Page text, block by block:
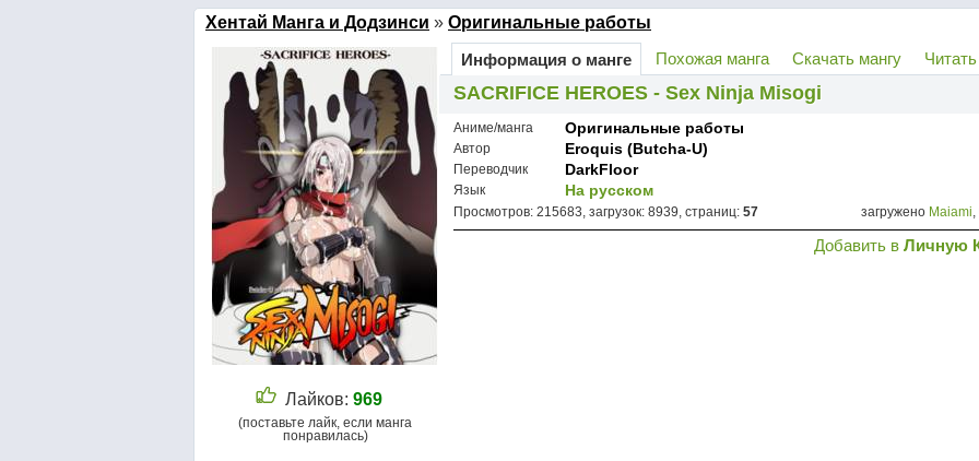
Хентай Манга и Додзинси » Оригинальные работы
Лайков: 969
(поставьте лайк, если манга
понравилась)
Информация о манге Похожая манга Скачать мангу
SACRIFICE HEROES - Sex Ninja Misogi
Аниме/манга Оригинальные работы
Автор Eroquis (Butcha-U)
Переводчик DarkFloor
Язык На русском
Просмотров: 215683, загрузок: 8939, страниц: 57 загружено Maiami,
Добавить в Личную